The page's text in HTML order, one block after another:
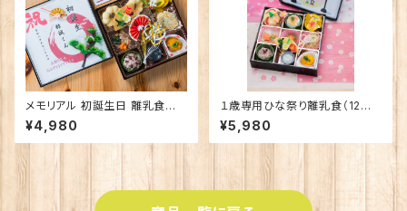
メモリアル 初誕生日 離乳食｜
思い出に残る特別なお祝い
¥4,980
１歳専用ひな祭り離乳食（12か
月～）
¥5,980